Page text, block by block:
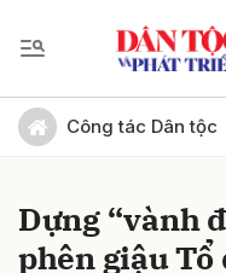
Công tác Dân tộc
Dựng “vành
phên giậu Tổ
Gửi bình luận